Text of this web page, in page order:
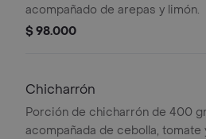
acompañado de arepas y limón.
$ 98.000
Chicharrón
Porción de chicharrón de 400 gr
acompañada de cebolla, tomate